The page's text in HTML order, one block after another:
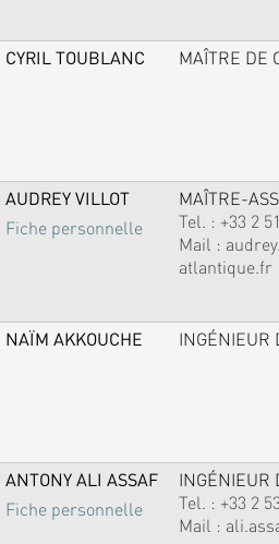
CYRIL TOUBLANC MAÎTRE DE
AUDREY VILLOT
Fiche personnelle
MAÎTRE-
Tel. : +33 2
Mail :
atlantique.fr
NAÏM AKKOUCHE INGÉNIEUR
ANTONY ALI ASSAF
Fiche personnelle
INGÉNIEUR
Tel. : +33 2
Mail :